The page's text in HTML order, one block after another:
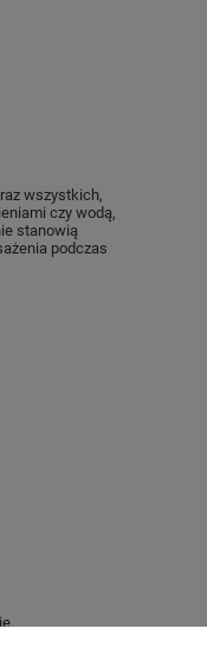
wszystkich,
czy wodą,
stanowią
podczas